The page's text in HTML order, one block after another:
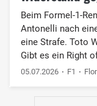
Beim Formel-1-
Antonelli nach
eine Strafe. Toto
Gibt es ein Right
05.07.2026 F1